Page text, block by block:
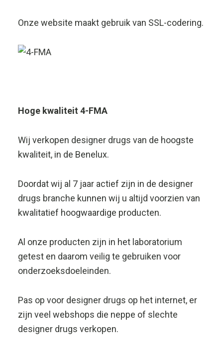
Onze website maakt gebruik van SSL-codering.
Hoge kwaliteit 4-FMA
Wij verkopen designer drugs van de hoogste
kwaliteit, in de Benelux.
Doordat wij al 7 jaar actief zijn in de designer
drugs branche kunnen wij u altijd voorzien van
kwalitatief hoogwaardige producten.
Al onze producten zijn in het laboratorium
getest en daarom veilig te gebruiken voor
onderzoeksdoeleinden.
Pas op voor designer drugs op het internet, er
zijn veel webshops die neppe of slechte
designer drugs verkopen.